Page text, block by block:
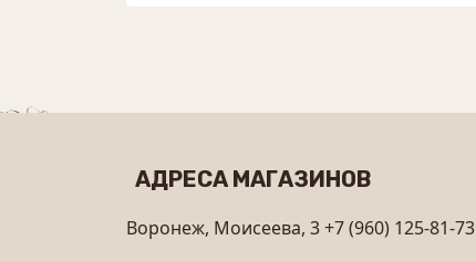
АДРЕСА МАГАЗИНОВ
Воронеж, Моисеева, 3+7 (960) 125-81-73